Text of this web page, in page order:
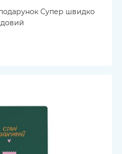
Супер швидко